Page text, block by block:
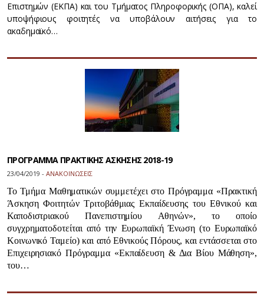
Επιστημών (ΕΚΠΑ) και του Τμήματος Πληροφορικής (ΟΠΑ), καλεί
υποψήφιους φοιτητές να υποβάλουν αιτήσεις για το
ακαδημαϊκό…
ΠΡΟΓΡΑΜΜΑ ΠΡΑΚΤΙΚΗΣ ΑΣΚΗΣΗΣ 2018-19
23/04/2019 - ΑΝΑΚΟΙΝΩΣΕΙΣ
Το Τμήμα Μαθηματικών συμμετέχει στο Πρόγραμμα «Πρακτική
Άσκηση Φοιτητών Τριτοβάθμιας Εκπαίδευσης του Εθνικού και
Καποδιστριακού Πανεπιστημίου Αθηνών», το οποίο
συγχρηματοδοτείται από την Ευρωπαϊκή Ένωση (το Ευρωπαϊκό
Κοινωνικό Ταμείο) και από Εθνικούς Πόρους, και εντάσσεται στο
Επιχειρησιακό Πρόγραμμα «Εκπαίδευση & Δια Βίου Μάθηση»,
του…